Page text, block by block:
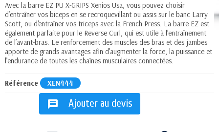
Avec la barre EZ PU X-GRIPS Xenios Usa, vous pouvez choisir
d’entraîner vos biceps en se recroquevillant ou assis sur le banc Larry
Scott, ou d'entraîner vos triceps avec la French Press. La barre EZ est
également parfaite pour le Reverse Curl, qui est utile à l’entraînement
de l’avant-bras. Le renforcement des muscles des bras et des jambes
apporte de grands avantages afin d’augmenter la force, la puissance et
l’endurance de toutes les chaînes musculaires connectées.
Référence XEN444
message Ajouter au devis